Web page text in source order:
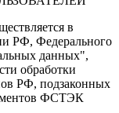
в
РФ, Федерального
данных",
обработки
РФ, подзаконных
ФСТЭК